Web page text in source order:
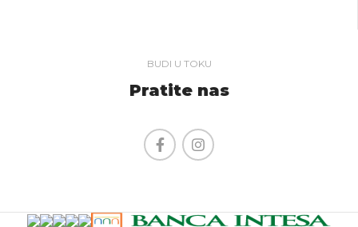
BUDI U TOKU
Pratite nas